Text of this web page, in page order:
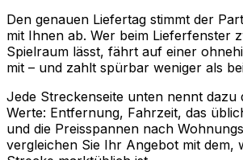
Den genauen Liefertag stimmt der
mit Ihnen ab. Wer beim Lieferfenster
Spielraum lässt, fährt auf einer
mit – und zahlt spürbar weniger als
Jede Streckenseite unten nennt dazu
Werte: Entfernung, Fahrzeit, das
und die Preisspannen nach
vergleichen Sie Ihr Angebot mit dem,